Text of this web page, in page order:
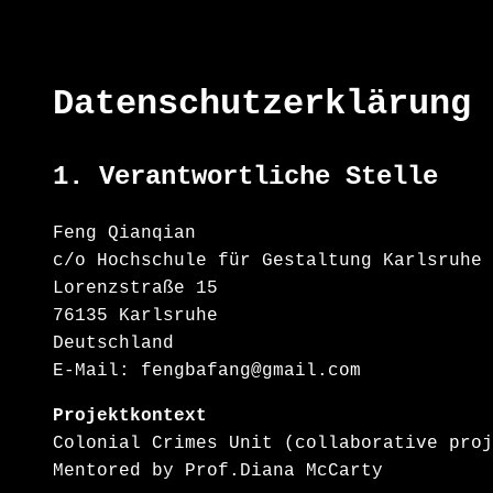
Datenschutzerklärung
1. Verantwortliche Stelle
Feng Qianqian
c/o Hochschule für Gestaltung Karlsruhe
Lorenzstraße 15
76135 Karlsruhe
Deutschland
E-Mail: fengbafang@gmail.com
Projektkontext
Colonial Crimes Unit (collaborative
Mentored by Prof.Diana McCarty